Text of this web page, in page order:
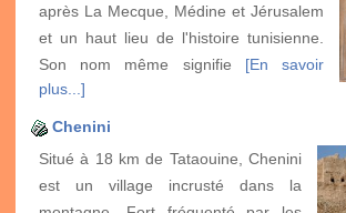
après La Mecque, Médine et Jérusalem
et un haut lieu de l'histoire tunisienne.
Son nom même signifie [En savoir
plus...]
Chenini
Situé à 18 km de Tataouine, Chenini
est un village incrusté dans la